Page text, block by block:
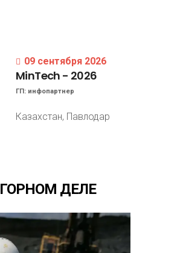
09 сентября 2026
MinTech - 2026
ГП: инфопартнер
Казахстан, Павлодар
ГОРНОМ ДЕЛЕ